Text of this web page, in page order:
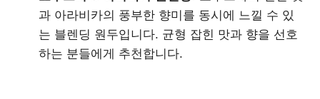
과 아라비카의 풍부한 향미를 동시에 느낄 수 있
는 블렌딩 원두입니다. 균형 잡힌 맛과 향을 선호
하는 분들에게 추천합니다.